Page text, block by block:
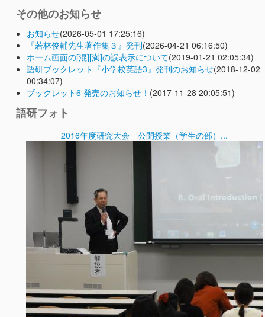
その他のお知らせ
お知らせ(2026-05-01 17:25:16)
『若林俊輔先生著作集３』発刊(2026-04-21 06:16:50)
ホーム画面の[混][満]の誤表示について(2019-01-21 02:05:34)
語研ブックレット『小学校英語3』発刊のお知らせ(2018-12-02
00:34:07)
ブックレット6 発売のお知らせ！ (2017-11-28 20:05:51)
語研フォト
2016年度研究大会 公開授業（学生の部）...